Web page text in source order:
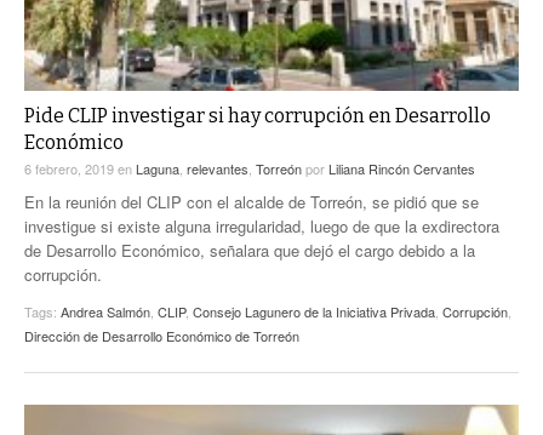
Pide CLIP investigar si hay corrupción en Desarrollo
Económico
6 febrero, 2019en Laguna, relevantes, Torreónpor Liliana Rincón Cervantes
En la reunión del CLIP con el alcalde de Torreón, se pidió que se
investigue si existe alguna irregularidad, luego de que la exdirectora
de Desarrollo Económico, señalara que dejó el cargo debido a la
corrupción.
Tags: Andrea Salmón, CLIP, Consejo Lagunero de la Iniciativa Privada, Corrupción,
Dirección de Desarrollo Económico de Torreón